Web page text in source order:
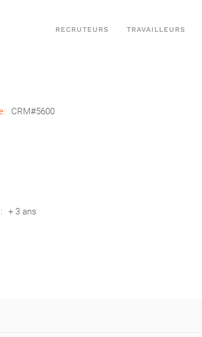
RECRUTEURS TRAVAILLEURS
CRM#5600
+ 3 ans